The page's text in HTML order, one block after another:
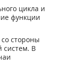
цикла и
функции
стороны
систем. В